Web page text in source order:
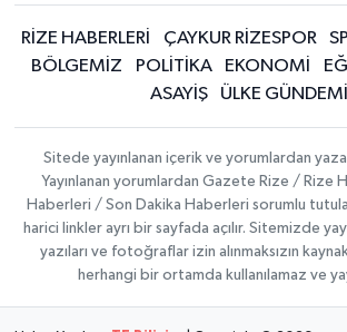
RİZE HABERLERİ ÇAYKUR RİZESPOR
BÖLGEMİZ
POLİTİKA EKONOMİ
ASAYİŞ
ÜLKE GÜNDEMİ
Sitede yayınlanan içerik ve yorumlardan
Yayınlanan yorumlardan Gazete Rize / Rize
Haberleri / Son Dakika Haberleri sorumlu
harici linkler ayrı bir sayfada açılır. Sitemizde
yazıları ve fotoğraflar izin alınmaksızın
herhangi bir ortamda kullanılamaz ve